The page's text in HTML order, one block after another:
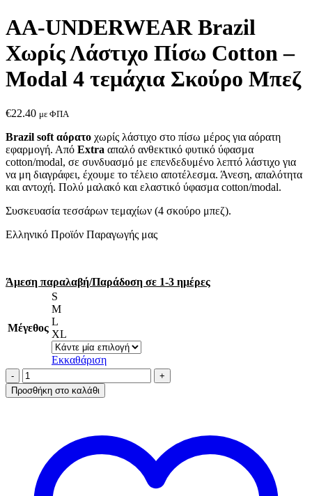
AA-UNDERWEAR Brazil
Χωρίς Λάστιχο Πίσω Cotton –
Modal 4 τεμάχια Σκούρο Μπεζ
€22.40 με ΦΠΑ
Brazil soft αόρατο χωρίς λάστιχο στο πίσω μέρος για αόρατη
εφαρμογή. Από Extra απαλό ανθεκτικό φυτικό ύφασμα
cotton/modal, σε συνδυασμό με επενδεδυμένο λεπτό λάστιχο για
να μη διαγράφει, έχουμε το τέλειο αποτέλεσμα. Άνεση, απαλότητα
και αντοχή. Πολύ μαλακό και ελαστικό ύφασμα cotton/modal.
Συσκευασία τεσσάρων τεμαχίων (4 σκούρο μπεζ).
Ελληνικό Προϊόν Παραγωγής μας
Άμεση παραλαβή/Παράδοση σε 1-3 ημέρες
Μέγεθος
S
M
L
XL
Εκκαθάριση
AA-
UNDERWEAR
Brazil
Modal
Προσθήκη στο καλάθι